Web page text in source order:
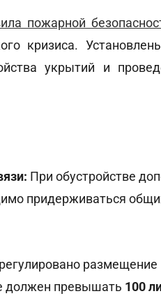
пожарной
кризиса.
укрытий и
При обустройстве
придерживаться
должен превышать 100